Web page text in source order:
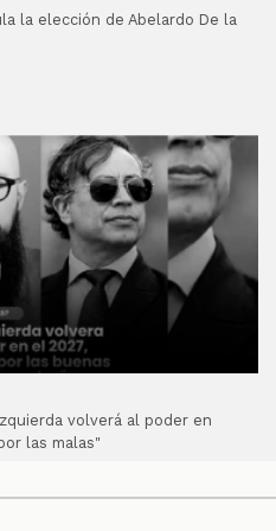
la elección de Abelardo De la
volverá al poder en
las malas"